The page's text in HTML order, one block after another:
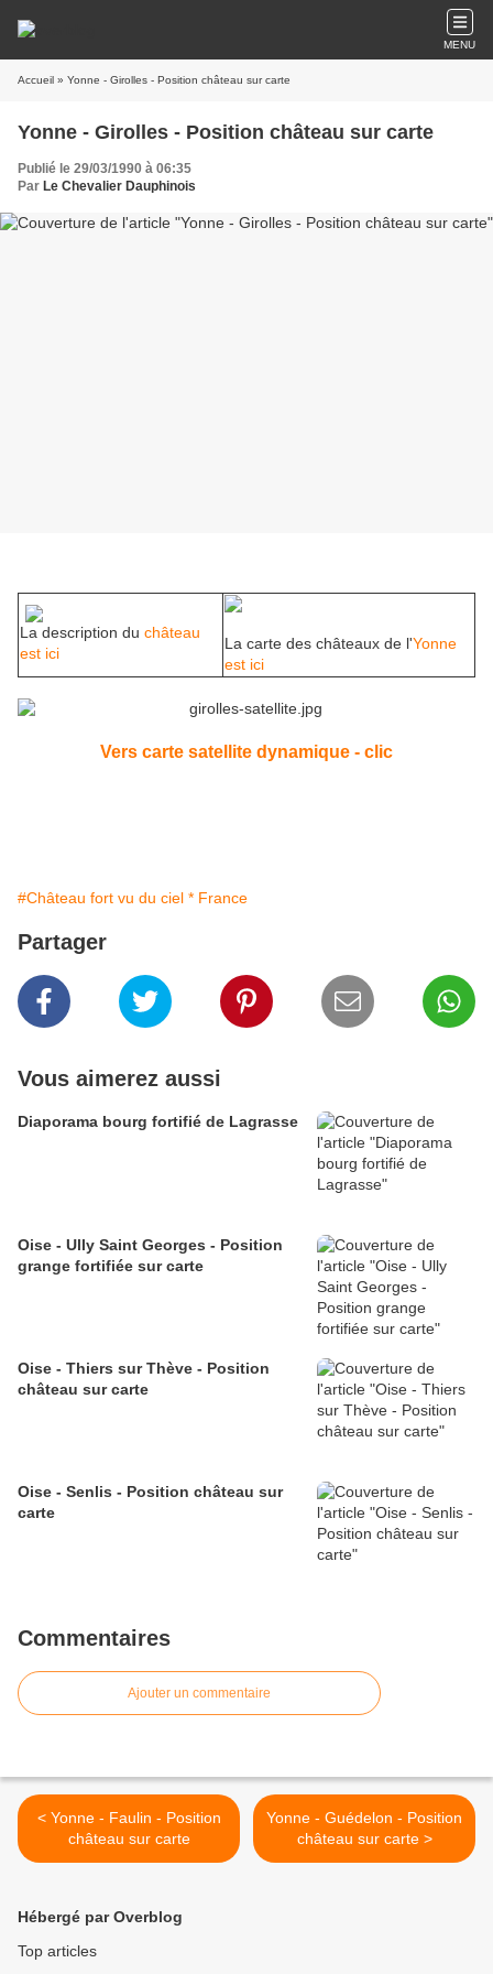
MENU
Accueil » Yonne - Girolles - Position château sur carte
Yonne - Girolles - Position château sur carte
Publié le 29/03/1990 à 06:35
Par Le Chevalier Dauphinois
La description du château
est ici
La carte des châteaux de l'Yonne
est ici
Vers carte satellite dynamique - clic
#Château fort vu du ciel * France
Partager
Vous aimerez aussi
Diaporama bourg fortifié de Lagrasse
Oise - Ully Saint Georges - Position
grange fortifiée sur carte
Oise - Thiers sur Thève - Position
château sur carte
Oise - Senlis - Position château sur
carte
Commentaires
Ajouter un commentaire
< Yonne - Faulin - Position
château sur carte
Yonne - Guédelon - Position
château sur carte >
Hébergé par Overblog
Top articles